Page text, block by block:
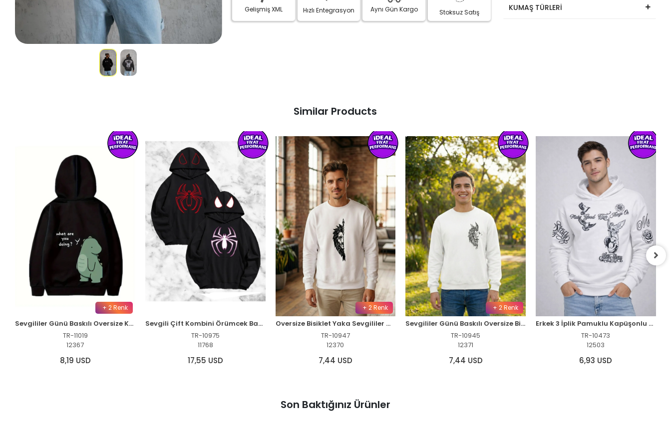
Gelişmiş XML Hızlı Entegrasyon Aynı Gün Kargo Stoksuz Satış KUMAŞ TÜRLERİ
Similar Products
+ 2 Renk
Sevgililer Günü Baskılı Oversize Kapüşonlu Sweatshirt Hoodie - Siyah
TR-11019
12367
8,19 USD
Sevgili Çift Kombini Örümcek Baskılı Kapüşonlu Sweatshirt Hoodie - Siyah
TR-10975
11768
17,55 USD
+ 2 Renk
Oversize Bisiklet Yaka Sevgililer Günü Baskılı Sweatshirt - Beyaz
TR-10947
12370
7,44 USD
+ 2 Renk
Sevgililer Günü Baskılı Oversize Bisiklet Yaka Sweatshirt - Beyaz
TR-10945
12371
7,44 USD
Erkek 3 İplik Pamuklu Kapüşonlu Baskılı SweatShirt hoodie - Beyaz
TR-10473
12503
6,93 USD
Son Baktığınız Ürünler